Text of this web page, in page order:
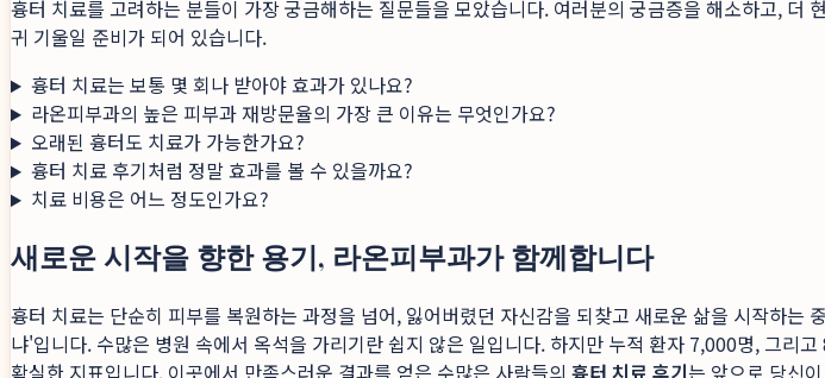
흉터 치료를 고려하는 분들이 가장 궁금해하는 질문들을 모았습니다. 여러분의 궁금증을 해소하고,
귀 기울일 준비가 되어 있습니다.
흉터 치료는 보통 몇 회나 받아야 효과가 있나요?
라온피부과의 높은 피부과 재방문율의 가장 큰 이유는 무엇인가요?
오래된 흉터도 치료가 가능한가요?
흉터 치료 후기처럼 정말 효과를 볼 수 있을까요?
치료 비용은 어느 정도인가요?
새로운 시작을 향한 용기, 라온피부과가 함께합니다
흉터 치료는 단순히 피부를 복원하는 과정을 넘어, 잃어버렸던 자신감을 되찾고 새로운 삶을 시작하
냐'입니다. 수많은 병원 속에서 옥석을 가리기란 쉽지 않은 일입니다. 하지만 누적 환자 7,000명, 그리
확실한 지표입니다. 이곳에서 만족스러운 결과를 얻은 수많은 사람들의 흉터 치료 후기는 앞으로 당신